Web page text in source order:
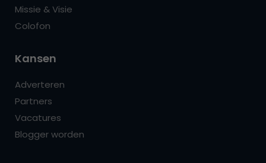
Missie & Visie
Colofon
Kansen
Adverteren
Partners
Vacatures
Blogger worden